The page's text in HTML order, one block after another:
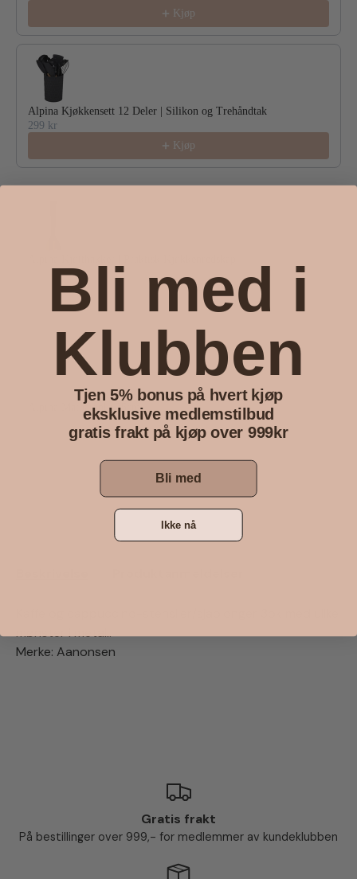
Kjøp
Alpina Kjøkkensett 12 Deler | Silikon og Trehåndtak
299 kr
Kjøp
Kjøp
Alpina Matparaply 35cm
Kjøp
mønster i metall.
Merke: Aanonsen
Gratis frakt
På bestillinger over 999,- for medlemmer av kundeklubben
Bli med i
Klubben
Tjen 5% bonus på hvert kjøp
eksklusive medlemstilbud
gratis frakt på kjøp over 999kr
Bli med
Ikke nå